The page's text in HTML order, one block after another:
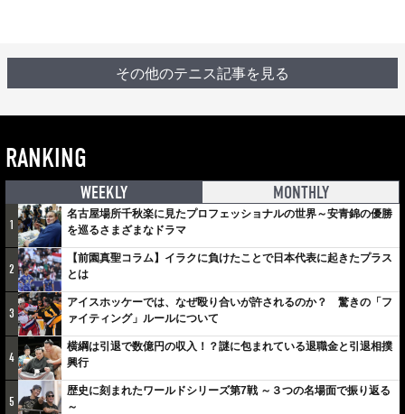
その他のテニス記事を見る
RANKING
WEEKLY MONTHLY
1
名古屋場所千秋楽に見たプロフェッショナルの世界～安青錦の優勝
を巡るさまざまなドラマ
2
【前園真聖コラム】イラクに負けたことで日本代表に起きたプラス
とは
3
アイスホッケーでは、なぜ殴り合いが許されるのか？ 驚きの「フ
ァイティング」ルールについて
4
横綱は引退で数億円の収入！？謎に包まれている退職金と引退相撲
興行
5
歴史に刻まれたワールドシリーズ第7戦 ～３つの名場面で振り返る
～